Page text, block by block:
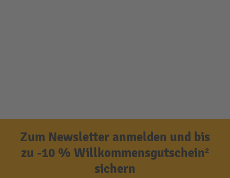
Zum Newsletter anmelden und bis
zu -10 % Willkommensgutschein²
sichern